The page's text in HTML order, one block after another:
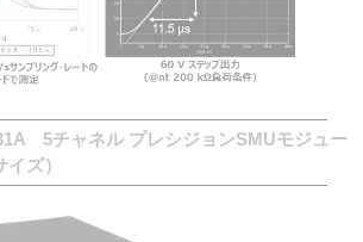
5チャネル プレシジョンSMUモジュー
ズ）